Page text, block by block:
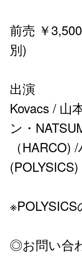
前売 ￥
別)
出演
Kovacs / 山
ン・
（HARCO)
(POLYSICS)
◎お問い合